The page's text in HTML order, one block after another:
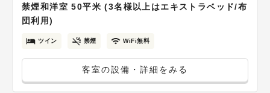
禁煙和洋室 50平米 (3名様以上はエキストラベッド/布
団利用)
ツイン 禁煙 WiFi無料
客室の設備・詳細をみる